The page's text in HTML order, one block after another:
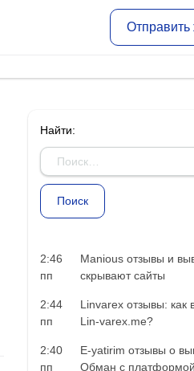
Отправить
Найти:
2:46
пп
Manious отзывы и
скрывают сайты
2:44
пп
Linvarex отзывы: как
Lin-varex.me?
2:40
пп
E-yatirim отзывы о
Обман с платформой